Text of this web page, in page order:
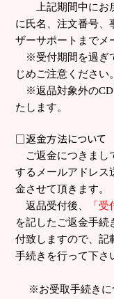
上記期間中にお戻
に氏名、注文番号、
ザーサポートまでメ
※受付期間を過ぎ
じめご注意ください。
※返品対象外のCD
たします。
□返金方法について
ご返金につきまし
するメールアドレス
金させて頂きます。
返品受付後、
「
を記したご返金手続
付致しますので、記
手続きを行って下さ
※お受取手続きに